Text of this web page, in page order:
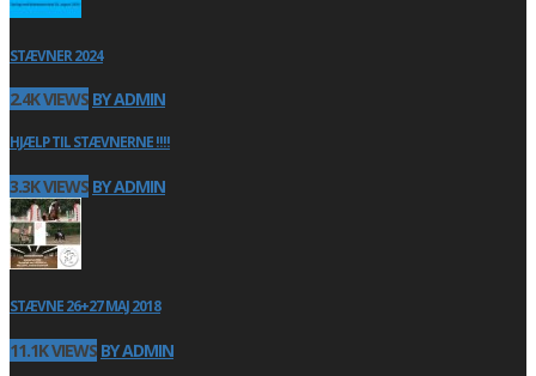
STÆVNER 2024
2.4K VIEWS BY ADMIN
HJÆLP TIL STÆVNERNE !!!!
3.3K VIEWS BY ADMIN
STÆVNE 26+27 MAJ 2018
11.1K VIEWS BY ADMIN